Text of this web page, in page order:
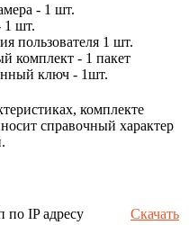
- 1 шт.
1 шт.
пользователя 1 шт.
комплект - 1 пакет
ключ - 1шт.
комплекте
справочный характер
по IP адресу
Скачать